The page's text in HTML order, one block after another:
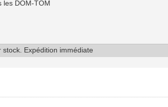
les DOM-TOM
stock. Expédition immédiate